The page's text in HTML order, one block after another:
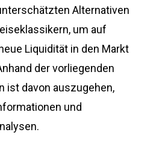
Alternativen
um auf
Liquidität in den Markt
der vorliegenden
ist davon auszugehen,
und